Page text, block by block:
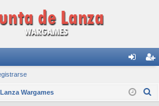
nti ist
Wargames